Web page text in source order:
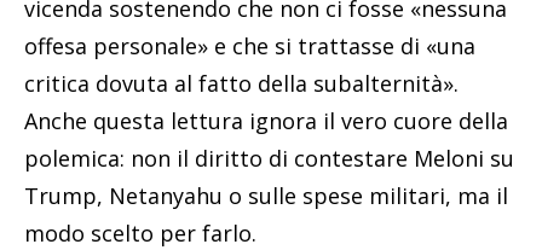
vicenda sostenendo che non ci fosse «nessuna
offesa personale» e che si trattasse di «una
critica dovuta al fatto della subalternità».
Anche questa lettura ignora il vero cuore della
polemica: non il diritto di contestare Meloni su
Trump, Netanyahu o sulle spese militari, ma il
modo scelto per farlo.